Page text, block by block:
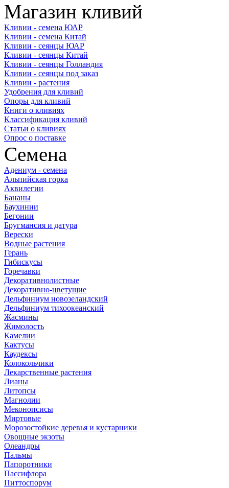
Магазин кливий
Кливии - семена ЮАР
Кливии - семена Китай
Кливии - сеянцы ЮАР
Кливии - сеянцы Китай
Кливии - сеянцы Голландия
Кливии - сеянцы под заказ
Кливии - растения
Удобрения для кливий
Опоры для кливий
Книги о кливиях
Классификация кливий
Статьи о кливиях
Опрос о поставке
Семена
Адениум - семена
Альпийская горка
Аквилегии
Бананы
Баухинии
Бегонии
Бругмансия и датура
Верески
Водные растения
Герань
Гибискусы
Горечавки
Декоративнолистные
Декоративно-цветущие
Дельфиниум новозеландский
Дельфиниум тихоокеанский
Жасмины
Жимолость
Камелии
Кактусы
Каудексы
Колокольчики
Лекарственные растения
Лианы
Литопсы
Магнолии
Меконопсисы
Миртовые
Морозостойкие деревья и кустарники
Овощные экзоты
Олеандры
Пальмы
Папоротники
Пассифлора
Питтоспорум